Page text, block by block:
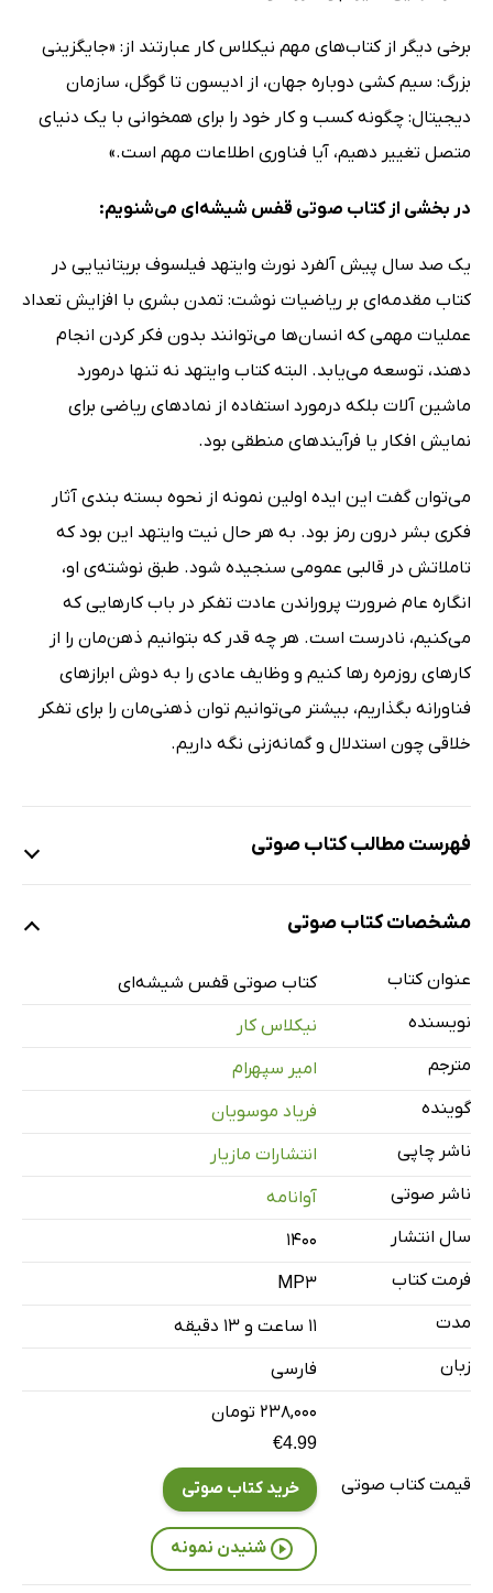
برخی دیگر از کتاب‌های مهم نیکلاس کار عبارتند از: «جایگزینی
بزرگ: سیم کشی دوباره جهان، از ادیسون تا گوگل، سازمان
دیجیتال: چگونه کسب و کار خود را برای همخوانی با یک دنیای
متصل تغییر دهیم، آیا فناوری اطلاعات مهم است.»
در بخشی از کتاب صوتی قفس شیشه‌ای می‌شنویم:
یک صد سال پیش آلفرد نورث وایتهد فیلسوف بریتانیایی در
کتاب مقدمه‌ای بر ریاضیات نوشت: تمدن بشری با افزایش تعداد
عملیات مهمی که انسان‌ها می‌توانند بدون فکر کردن انجام
دهند، توسعه می‌یابد. البته کتاب وایتهد نه تنها درمورد
ماشین آلات بلکه درمورد استفاده از نمادهای ریاضی برای
نمایش افکار یا فرآیندهای منطقی بود.
می‌توان گفت این ایده اولین نمونه از نحوه بسته بندی آثار
فکری بشر درون رمز بود. به هر حال نیت وایتهد این بود که
تاملاتش در قالبی عمومی سنجیده شود. طبق نوشته‌ی او،
انگاره عام ضرورت پروراندن عادت تفکر در باب کارهایی که
می‌کنیم، نادرست است. هر چه قدر که بتوانیم ذهن‌مان را از
کارهای روزمره رها کنیم و وظایف عادی را به دوش ابرازهای
فناورانه بگذاریم، بیشتر می‌توانیم توان ذهنی‌مان را برای تفکر
خلاقی چون استدلال و گمانه‌زنی نگه داریم.
فهرست مطالب کتاب صوتی
نمونه یک
پیشگفتار؛ اخطار به متصدیان
فصل اول: مسافران - بخش اول
فصل اول: مسافران - بخش دوم
فصل دوم: روباتی پشت دروازه - بخش اول
فصل چهارم: اثر تباهی - بخش اول
فصل چهارم: اثر تباهی - بخش دوم
فصل چهارم: اثر تباهی - بخش سوم
مشخصات کتاب صوتی
عنوان کتاب
کتاب صوتی قفس شیشه‌ای
نویسنده
نیکلاس کار
مترجم
امیر سپهرام
گوینده
فریاد موسویان
ناشر چاپی
انتشارات مازیار
ناشر صوتی
آوانامه
سال انتشار
۱۴۰۰
فرمت کتاب
MP3
مدت
۱۱ ساعت و ۱۳ دقیقه
زبان
فارسی
قیمت کتاب صوتی
۲۳۸,۰۰۰ تومان
€4.99
خرید کتاب صوتی
شنیدن نمونه